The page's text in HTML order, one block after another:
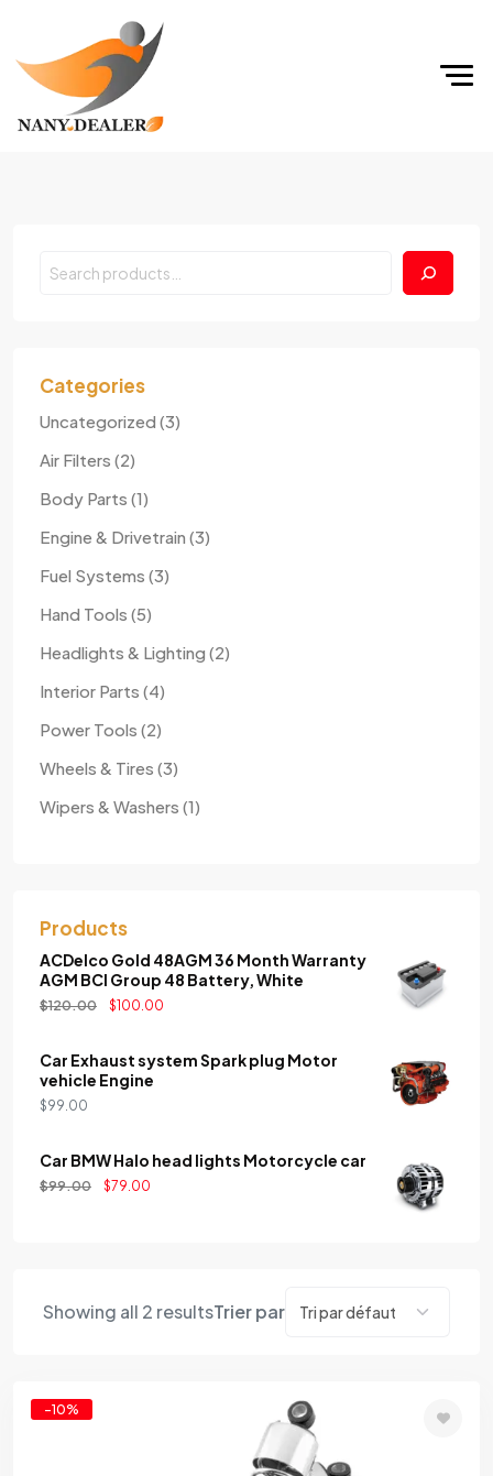
Search
Categories
Uncategorized 33
Air Filters 22
Body Parts 11
Engine & Drivetrain 33
Fuel Systems 33
Hand Tools 55
Headlights & Lighting 22
Interior Parts 44
Power Tools 22
Wheels & Tires 33
Wipers & Washers 11
Products
ACDelco Gold 48AGM 36 Month Warranty
AGM BCI Group 48 Battery, White
$120.00 $100.00
Car Exhaust system Spark plug Motor
vehicle Engine
$99.00
Car BMW Halo head lights Motorcycle car
$99.00 $79.00
Showing all 2 resultsTrier par
-10%